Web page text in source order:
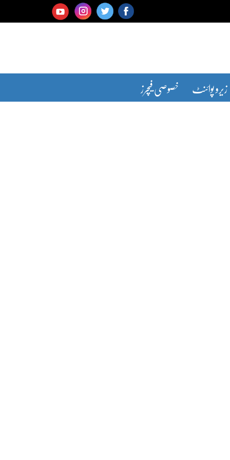
زیرو پوائنٹ خصوصی فیچرز